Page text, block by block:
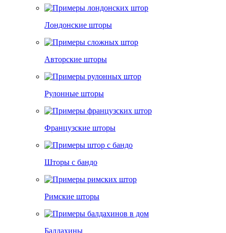
Лондонские шторы
Авторские шторы
Рулонные шторы
Французские шторы
Шторы с бандо
Римские шторы
Балдахины